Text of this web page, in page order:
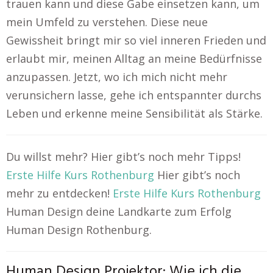
trauen kann und diese Gabe einsetzen kann, um
mein Umfeld zu verstehen. Diese neue
Gewissheit bringt mir so viel inneren Frieden und
erlaubt mir, meinen Alltag an meine Bedürfnisse
anzupassen. Jetzt, wo ich mich nicht mehr
verunsichern lasse, gehe ich entspannter durchs
Leben und erkenne meine Sensibilität als Stärke.
Du willst mehr? Hier gibt’s noch mehr Tipps!
Erste Hilfe Kurs Rothenburg Hier gibt’s noch
mehr zu entdecken! Erste Hilfe Kurs Rothenburg
Human Design deine Landkarte zum Erfolg
Human Design Rothenburg.